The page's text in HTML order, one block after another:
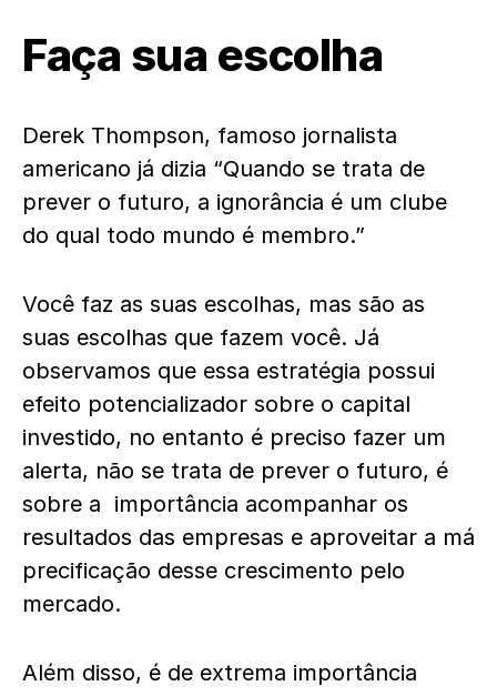
Faça sua escolha
Derek Thompson, famoso jornalista
americano já dizia “Quando se trata de
prever o futuro, a ignorância é um clube
do qual todo mundo é membro.”
Você faz as suas escolhas, mas são as
suas escolhas que fazem você. Já
observamos que essa estratégia possui
efeito potencializador sobre o capital
investido, no entanto é preciso fazer um
alerta, não se trata de prever o futuro, é
sobre a importância acompanhar os
resultados das empresas e aproveitar a má
precificação desse crescimento pelo
mercado.
Além disso, é de extrema importância